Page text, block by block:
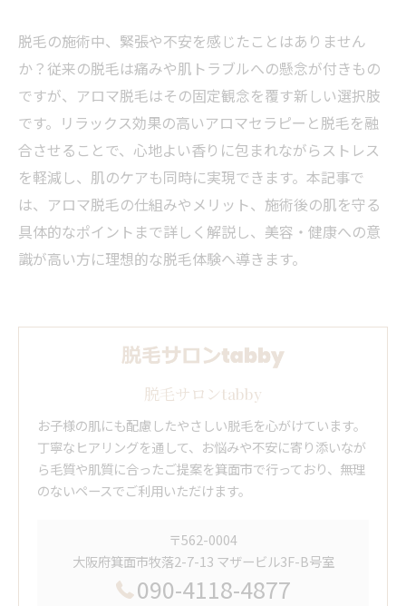
脱毛の施術中、緊張や不安を感じたことはありません
か？従来の脱毛は痛みや肌トラブルへの懸念が付きもの
ですが、アロマ脱毛はその固定観念を覆す新しい選択肢
です。リラックス効果の高いアロマセラピーと脱毛を融
合させることで、心地よい香りに包まれながらストレス
を軽減し、肌のケアも同時に実現できます。本記事で
は、アロマ脱毛の仕組みやメリット、施術後の肌を守る
具体的なポイントまで詳しく解説し、美容・健康への意
識が高い方に理想的な脱毛体験へ導きます。
脱毛サロンtabby
お子様の肌にも配慮したやさしい脱毛を心がけています。
丁寧なヒアリングを通して、お悩みや不安に寄り添いなが
ら毛質や肌質に合ったご提案を箕面市で行っており、無理
のないペースでご利用いただけます。
〒562-0004
大阪府箕面市牧落2-7-13 マザービル3F-B号室
090-4118-4877